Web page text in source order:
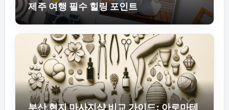
제주 여행 필수 힐링 포인트
부산 현지 마사지샵 비교 가이드: 아로마테